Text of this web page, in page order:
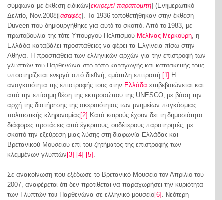
σύμφωνα με έκθεση ειδικών [εκκρεμεί παραπομπή] (Ενημερωτικό
Δελτίο, Nov.2008)[ασαφές] . Το 1936 τοποθετήθηκαν στην έκθεση
Duveen που δημιουργήθηκε για αυτό το σκοπό. Από το 1983, με
πρωτοβουλία της τότε Υπουργού Πολιτισμού Μελίνας Μερκούρη, η
Ελλάδα καταβάλει προσπάθειες να φέρει τα Ελγίνεια πίσω στην
Αθήνα. Η προσπάθεια των ελληνικών αρχών για την επιστροφή των
γλυπτών του Παρθενώνα στο τόπο καταγωγής και κατασκευής τους
υποστηρίζεται ενεργά από διεθνή, ομότιτλη επιτροπή. [1] Η
αναγκαιότητα της επιστροφής τους στην Ελλάδα επιβεβαιώνεται και
από την επίσημη θέση της εκπροσώπου της UNESCO, με βάση την
αρχή της διατήρησης της ακεραιότητας των μνημείων παγκόσμιας
πολιτιστικής κληρονομίας[2] Κατά καιρούς έχουν δει τη δημοσιότητα
διάφορες προτάσεις από έγκριτους, ουδέτερους παρατηρητές, με
σκοπό την εξεύρεση μιας λύσης στη διαφωνία Ελλάδας και
Βρετανικού Μουσείου επί του ζητήματος της επιστροφής των
κλεμμένων γλυπτών [3] [4] [5] .
Σε ανακοίνωση που εξέδωσε το Βρετανικό Μουσείο τον Απρίλιο του
2007, αναφέρεται ότι δεν προτίθεται να παραχωρήσει την κυριότητα
των Γλυπτών του Παρθενώνα σε ελληνικό μουσείο[6] . Νεότερη